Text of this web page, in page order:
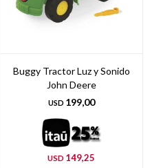
Buggy Tractor Luz y Sonido
John Deere
USD 199,00
USD 149,25